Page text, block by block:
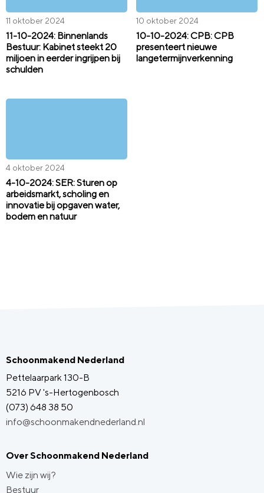
11 oktober 2024
11-10-2024: Binnenlands
Bestuur: Kabinet steekt 20
miljoen in eerder ingrijpen bij
schulden
10 oktober 2024
10-10-2024: CPB: CPB
presenteert nieuwe
langetermijnverkenning
4 oktober 2024
4-10-2024: SER: Sturen op
arbeidsmarkt, scholing en
innovatie bij opgaven water,
bodem en natuur
Schoonmakend Nederland
Pettelaarpark 130-B
5216 PV 's-Hertogenbosch
(073) 648 38 50
info@schoonmakendnederland.nl
Over Schoonmakend Nederland
Wie zijn wij?
Bestuur